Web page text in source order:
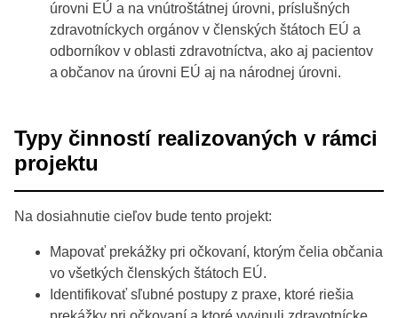
úrovni EÚ a na vnútroštátnej úrovni, príslušných
zdravotníckych orgánov v členských štátoch EÚ a
odborníkov v oblasti zdravotníctva, ako aj pacientov
a občanov na úrovni EÚ aj na národnej úrovni.
Typy činností realizovaných v rámci
projektu
Na dosiahnutie cieľov bude tento projekt:
Mapovať prekážky pri očkovaní, ktorým čelia občania
vo všetkých členských štátoch EÚ.
Identifikovať sľubné postupy z praxe, ktoré riešia